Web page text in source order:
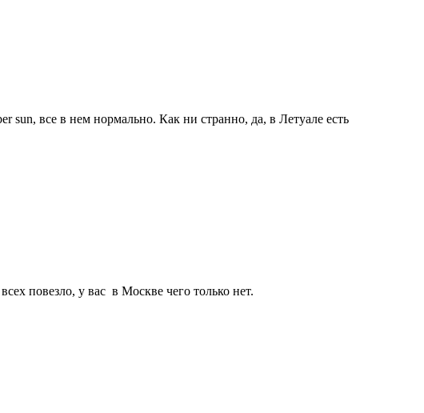
sun, все в нем нормально. Как ни странно, да, в Летуале есть
повезло, у вас в Москве чего только нет.